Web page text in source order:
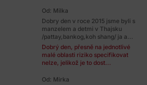
Od: Milka
Dobry den v roce 2015 jsme byli s
manzelem a detmi v Thajsku
/pattay,bankog,koh shang/ ja a...
Dobrý den, přesně na jednotlivé
malé oblasti riziko specifikovat
nelze, jelikož je to dost...
Od: Mirka